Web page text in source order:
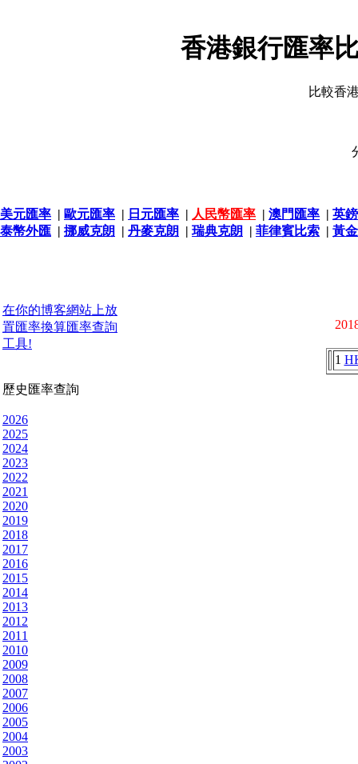
香港銀行匯率
比較香
美元匯率 | 歐元匯率 | 日元匯率 | 人民幣匯率 | 澳門匯率 | 英
泰幣外匯 | 挪威克朗 | 丹麥克朗 | 瑞典克朗 | 菲律賓比索 | 黃
在你的博客網站上放
置匯率換算匯率查詢
工具!
歷史匯率查詢
2026
2025
2024
2023
2022
2021
2020
2019
2018
2017
2016
2015
2014
2013
2012
2011
2010
2009
2008
2007
2006
2005
2004
2003
1